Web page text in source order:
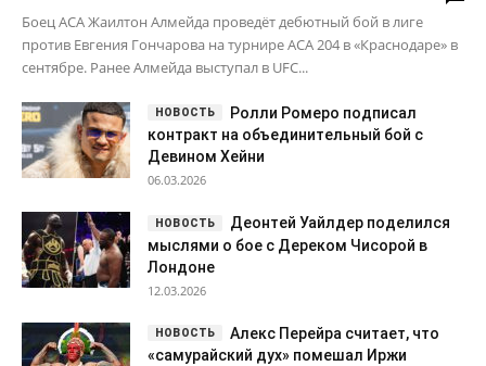
Боец ACA Жаилтон Алмейда проведёт дебютный бой в лиге
против Евгения Гончарова на турнире ACA 204 в «Краснодаре» в
сентябре. Ранее Алмейда выступал в UFC...
Ролли Ромеро подписал
контракт на объединительный бой с
Девином Хейни
06.03.2026
Деонтей Уайлдер поделился
мыслями о бое с Дереком Чисорой в
Лондоне
12.03.2026
Алекс Перейра считает, что
«самурайский дух» помешал Иржи